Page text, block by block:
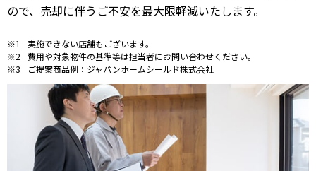
ので、売却に伴うご不安を最大限軽減いたします。
実施できない店舗もございます。
費用や対象物件の基準等は担当者にお問い合わせください。
ご提案商品例：ジャパンホームシールド株式会社